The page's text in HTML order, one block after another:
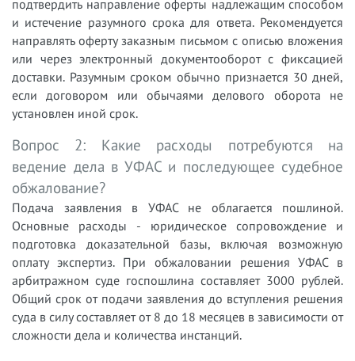
подтвердить направление оферты надлежащим способом
и истечение разумного срока для ответа. Рекомендуется
направлять оферту заказным письмом с описью вложения
или через электронный документооборот с фиксацией
доставки. Разумным сроком обычно признается 30 дней,
если договором или обычаями делового оборота не
установлен иной срок.
Вопрос 2: Какие расходы потребуются на
ведение дела в УФАС и последующее судебное
обжалование?
Подача заявления в УФАС не облагается пошлиной.
Основные расходы - юридическое сопровождение и
подготовка доказательной базы, включая возможную
оплату экспертиз. При обжаловании решения УФАС в
арбитражном суде госпошлина составляет 3000 рублей.
Общий срок от подачи заявления до вступления решения
суда в силу составляет от 8 до 18 месяцев в зависимости от
сложности дела и количества инстанций.